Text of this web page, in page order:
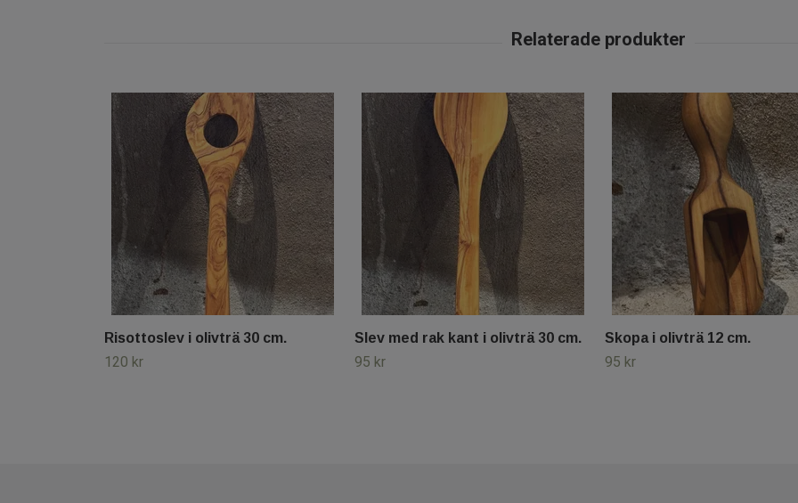
Risottoslev i olivträ 30 cm.
120 kr
Slev med rak kant i olivträ 30 cm.
95 kr
Skopa i olivträ 12 cm.
95 kr